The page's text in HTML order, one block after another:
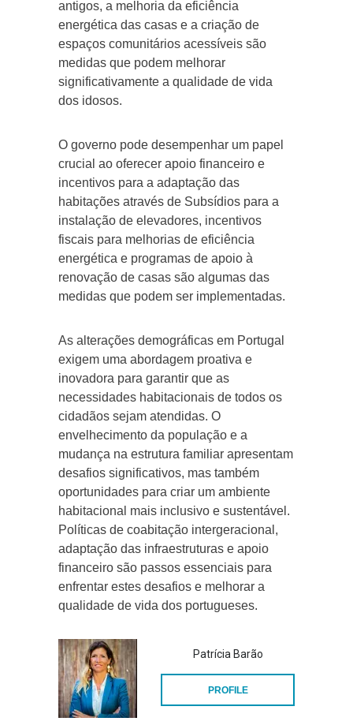
antigos, a melhoria da eficiência
energética das casas e a criação de
espaços comunitários acessíveis são
medidas que podem melhorar
significativamente a qualidade de vida
dos idosos.
O governo pode desempenhar um papel
crucial ao oferecer apoio financeiro e
incentivos para a adaptação das
habitações através de Subsídios para a
instalação de elevadores, incentivos
fiscais para melhorias de eficiência
energética e programas de apoio à
renovação de casas são algumas das
medidas que podem ser implementadas.
As alterações demográficas em Portugal
exigem uma abordagem proativa e
inovadora para garantir que as
necessidades habitacionais de todos os
cidadãos sejam atendidas. O
envelhecimento da população e a
mudança na estrutura familiar apresentam
desafios significativos, mas também
oportunidades para criar um ambiente
habitacional mais inclusivo e sustentável.
Políticas de coabitação intergeracional,
adaptação das infraestruturas e apoio
financeiro são passos essenciais para
enfrentar estes desafios e melhorar a
qualidade de vida dos portugueses.
Patrícia Barão
PROFILE